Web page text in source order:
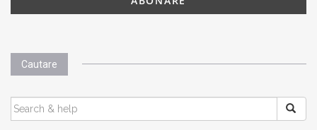
Cautare
SEARCH
FOR: